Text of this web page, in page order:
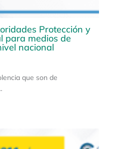
Protección y
para medios de
nacional
que son de